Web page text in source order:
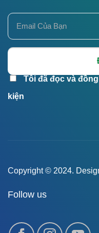
Tôi đã đọc và
kiện
Copyright © 2024.
Follow us